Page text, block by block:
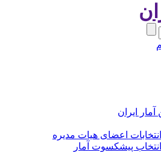
ایران
اعضای هیات مدیره
پیشکسوت آمار